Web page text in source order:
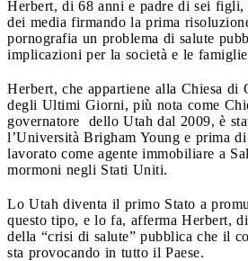
Herbert, di 68 anni e padre di sei
dei media firmando la prima
pornografia un problema di salute
implicazioni per la società e le
Herbert, che appartiene alla Chiesa di
degli Ultimi Giorni, più nota come
governatore dello Utah dal 2009, è
l’Università Brigham Young e prima
lavorato come agente immobiliare a
mormoni negli Stati Uniti.
Lo Utah diventa il primo Stato a
questo tipo, e lo fa, afferma Herbert,
della “crisi di salute” pubblica che il
sta provocando in tutto il Paese.